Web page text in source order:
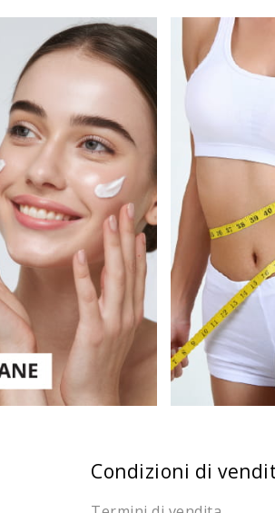
Condizioni di